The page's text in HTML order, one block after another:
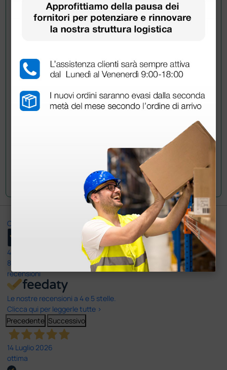
Chiedi a un collega
informazioni?
Invia ora la tua domanda ai colleghi che hanno già
acquistato questo prodotto.
Invia la tua domanda
Ottimo
4,6
8.330
recensioni
Le nostre recensioni a 4 e 5 stelle.
Clicca qui per leggerle tutte >
Precedente Successivo
14 Luglio 2026
ottima